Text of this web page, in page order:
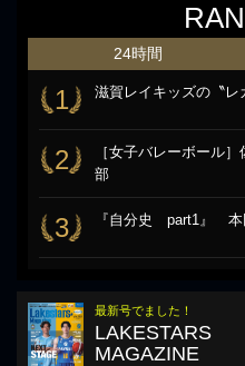
24時間
1 滋賀レイキッズの〝レ
2
［女子バレーボール
部
3 『自分史 part1』 本
最新号でました！
LAKESTARS
MAGAZINE